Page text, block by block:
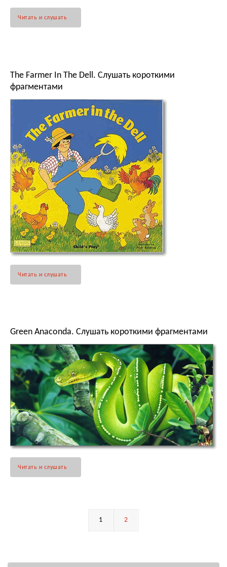
Читать и слушать
The Farmer In The Dell. Слушать короткими
фрагментами
Читать и слушать
Green Anaconda. Слушать короткими фрагментами
Читать и слушать
1 2